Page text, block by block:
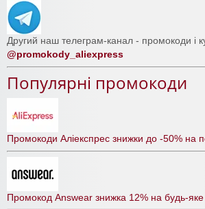
Другий наш телеграм-канал - промокоди і
@promokody_aliexpress
Популярні промокоди
Промокоди Аліекспрес знижки до -50% на
Промокод Answear знижка 12% на будь-